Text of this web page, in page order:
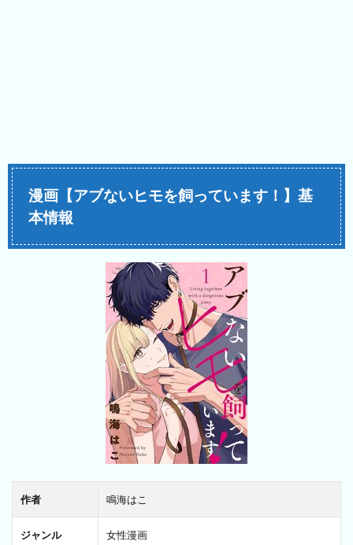
漫画【アブないヒモを飼っています！】基
本情報
作者 鳴海はこ
ジャンル 女性漫画